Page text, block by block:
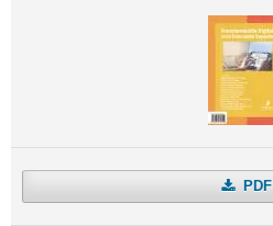
PDF